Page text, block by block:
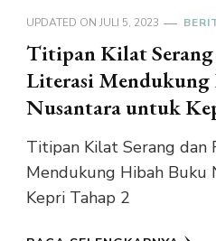
UPDATED ON JULI 5, 2023
Titipan Kilat
Literasi
Nusantara untuk
Titipan Kilat Serang dan
Mendukung Hibah Buku
Kepri Tahap 2